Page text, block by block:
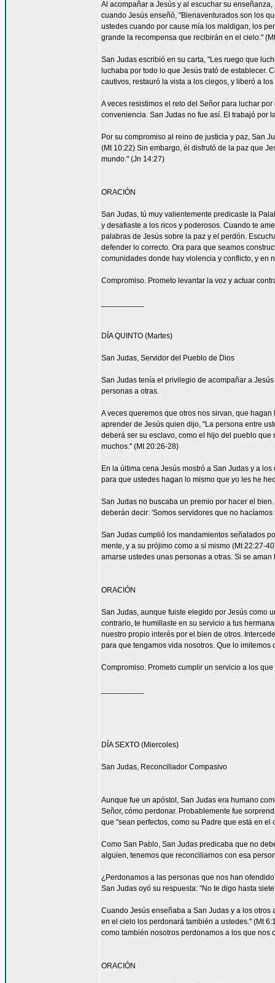
Al acompañar a Jesús y al escuchar su
cuando Jesús enseñó, "Bienaventurados son los
ustedes cuando por cause mía los maldigan, los
grande la recompensa que recibirán en el cielo."
San Judas escribió en su carta, "Les ruego que
luchaba por todo lo que Jesús trató de establecer.
cautivos, restauró la vista a los ciegos, y liberó a
A veces resistimos el reto del Señor para luchar
conveniencia. San Judas no fue así. El trabajó por
Por su compromiso al reino de justicia y paz, San
(Mt 10:22) Sin embargo, él disfrutó de la paz que
mundo." (Jn 14:27)
ORACIÓN
San Judas, tú muy valientemente predicaste la
y desafiaste a los ricos y poderosos. Cuando te
palabras de Jesús sobre la paz y el perdón.
defender lo correcto. Ora para que seamos
comunidades donde hay violencia y conflicto, y en
Compromiso. Prometo levantar la voz y actuar
DÍA QUINTO (Martes)
San Judas, Servidor del Pueblo de Dios
San Judas tenía el privilegio de acompañar a
personas a otras.
A veces queremos que otros nos sirvan, que
aprender de Jesús quien dijo, "La persona entre
deberá ser su esclavo, como el hijo del pueblo
muchos." (Mt 20:26-28)
En la última cena Jesús mostró a San Judas y a
para que ustedes hagan lo mismo que yo les he
San Judas no buscaba un premio por hacer el
deberán decir: 'Somos servidores que no
San Judas cumplió los mandamientos señalados
mente, y a su prójimo como a si mismo (Mt 22:27-
amarse ustedes unas personas a otras. Si se
ORACIÓN
San Judas, aunque fuiste elegido por Jesús como
contrario, te humillaste en su servicio a tus
nuestro propio interés por el bien de otros.
para que tengamos vida nosotros. Que lo
Compromiso. Prometo cumplir un servicio a los
DÍA SEXTO (Miercoles)
San Judas, Reconciliador Compasivo
Aunque fue un apóstol, San Judas era humano
Señor, cómo perdonar. Probablemente fue
que "sean perfectos, como su Padre que está en el
Como San Pablo, San Judas predicaba que no
alguien, tenemos que reconciliarnos con esa
¿Perdonamos a las personas que nos han
San Judas oyó su respuesta: "No te digo hasta
Cuando Jesús enseñaba a San Judas y a los
en el cielo los perdonará también a ustedes." (Mt
como también nosotros perdonamos a los que nos
ORACIÓN